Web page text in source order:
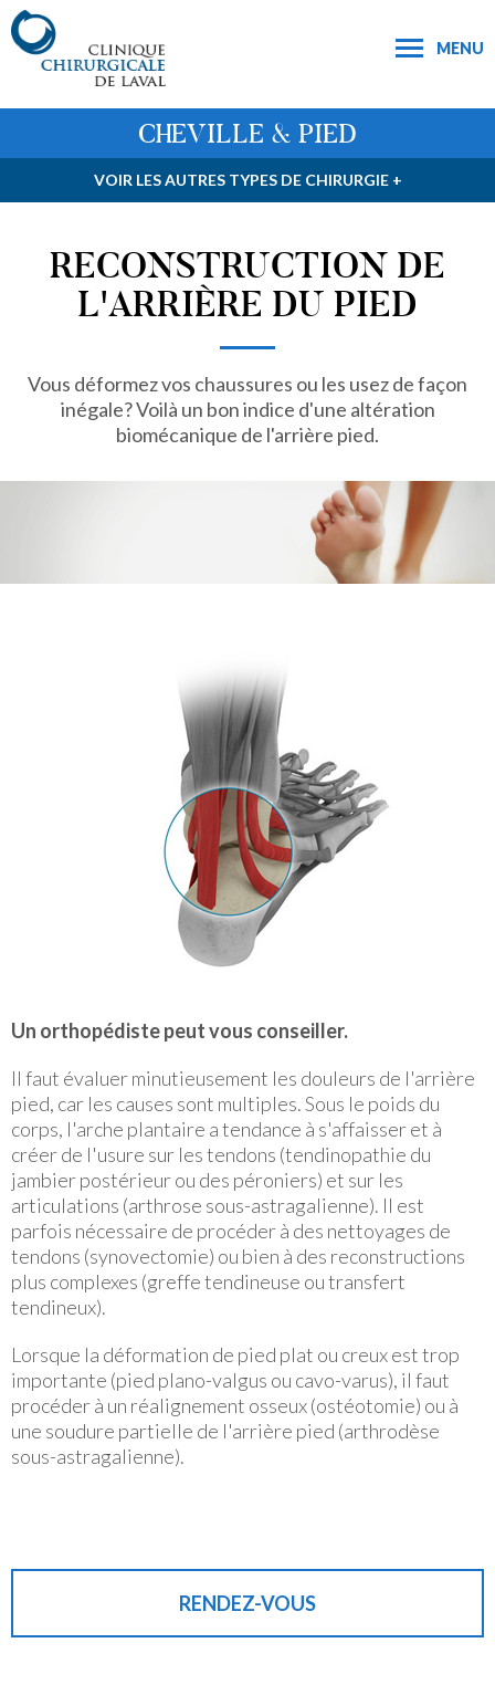
MENU
CHEVILLE & PIED
VOIR LES AUTRES TYPES DE CHIRURGIE +
RECONSTRUCTION DE
L'ARRIÈRE DU PIED
Vous déformez vos chaussures ou les usez de façon
inégale? Voilà un bon indice d'une altération
biomécanique de l'arrière pied.
Un orthopédiste peut vous conseiller.
Il faut évaluer minutieusement les douleurs de l'arrière
pied, car les causes sont multiples. Sous le poids du
corps, l'arche plantaire a tendance à s'affaisser et à
créer de l'usure sur les tendons (tendinopathie du
jambier postérieur ou des péroniers) et sur les
articulations (arthrose sous-astragalienne). Il est
parfois nécessaire de procéder à des nettoyages de
tendons (synovectomie) ou bien à des reconstructions
plus complexes (greffe tendineuse ou transfert
tendineux).
Lorsque la déformation de pied plat ou creux est trop
importante (pied plano-valgus ou cavo-varus), il faut
procéder à un réalignement osseux (ostéotomie) ou à
une soudure partielle de l'arrière pied (arthrodèse
sous-astragalienne).
RENDEZ-VOUS